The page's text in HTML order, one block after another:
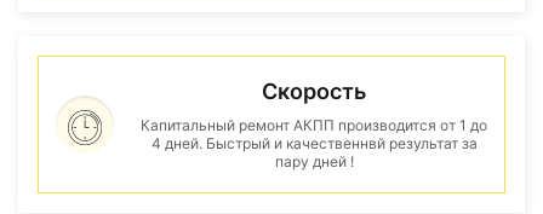
Скорость
Капитальный ремонт АКПП производится от 1 до
4 дней. Быстрый и качественнвй результат за
пару дней !